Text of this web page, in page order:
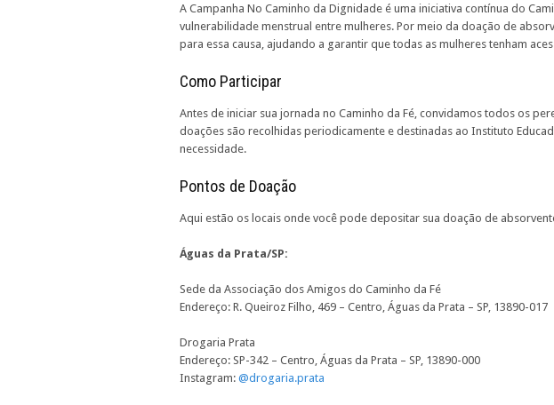
A Campanha No Caminho da Dignidade é uma iniciativa contínua do
vulnerabilidade menstrual entre mulheres. Por meio da doação de
para essa causa, ajudando a garantir que todas as mulheres tenham
Como Participar
Antes de iniciar sua jornada no Caminho da Fé, convidamos todos os
doações são recolhidas periodicamente e destinadas ao Instituto
necessidade.
Pontos de Doação
Aqui estão os locais onde você pode depositar sua doação de
Águas da Prata/SP:
Sede da Associação dos Amigos do Caminho da Fé
Endereço: R. Queiroz Filho, 469 – Centro, Águas da Prata – SP, 13890-017
Drogaria Prata
Endereço: SP-342 – Centro, Águas da Prata – SP, 13890-000
Instagram: @drogaria.prata